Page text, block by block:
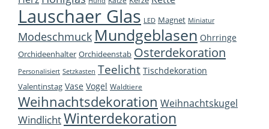
Lauschaer Glas LED Magnet Miniatur
Modeschmuck Mundgeblasen Ohrringe
Orchideenhalter Orchideenstab Osterdekoration
Personalisiert Setzkasten Teelicht Tischdekoration
Valentinstag Vase Vogel Waldtiere
Weihnachtsdekoration Weihnachtskugel
WindlichtWinterdekoration